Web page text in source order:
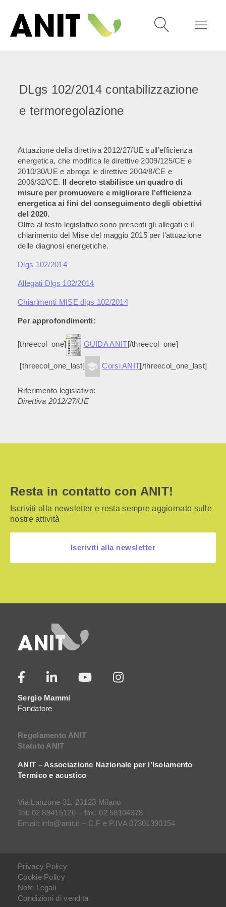
DLgs 102/2014 contabilizzazione
e termoregolazione
Attuazione della direttiva 2012/27/UE sull’efficienza
energetica, che modifica le direttive 2009/125/CE e
2010/30/UE e abroga le direttive 2004/8/CE e
2006/32/CE. Il decreto stabilisce un quadro di
misure per promuovere e migliorare l’efficienza
energetica ai fini del conseguimento degli obiettivi
del 2020.
Oltre al testo legislativo sono presenti gli allegati e il
chiarimento del Mise del maggio 2015 per l’attuazione
delle diagnosi energetiche.
Dlgs 102/2014
Allegati Dlgs 102/2014
Chiarimenti MISE dlgs 102/2014
Per approfondimenti:
[threecol_one] GUIDA ANIT[/threecol_one]
[threecol_one_last] Corsi ANIT[/threecol_one_last]
Riferimento legislativo:
Direttiva 2012/27/UE
Resta in contatto con ANIT!
Iscriviti alla newsletter e resta sempre aggiornato sulle
nostre attività
Iscriviti alla newsletter
Sergio Mammi
Fondatore
Regolamento ANIT
Statuto ANIT
ANIT – Associazione Nazionale per l’Isolamento
Termico e acustico
Via Lanzone 31, 20123 Milano
Tel: 02 89415126 – fax: 02 58104378
Email: info@anit.it – C.F e P.IVA 07301390154
Privacy Policy
Cookie Policy
Note Legali
Condizioni di vendita